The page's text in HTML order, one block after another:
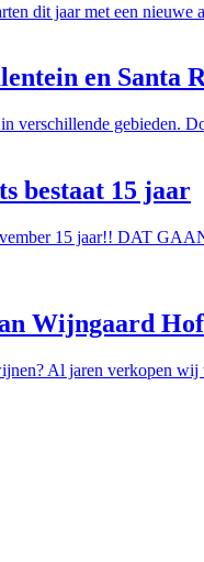
dit jaar met een
en Santa
verschillende gebieden.
bestaat 15 jaar
15 jaar!! DAT
Wijngaard
Al jaren verkopen